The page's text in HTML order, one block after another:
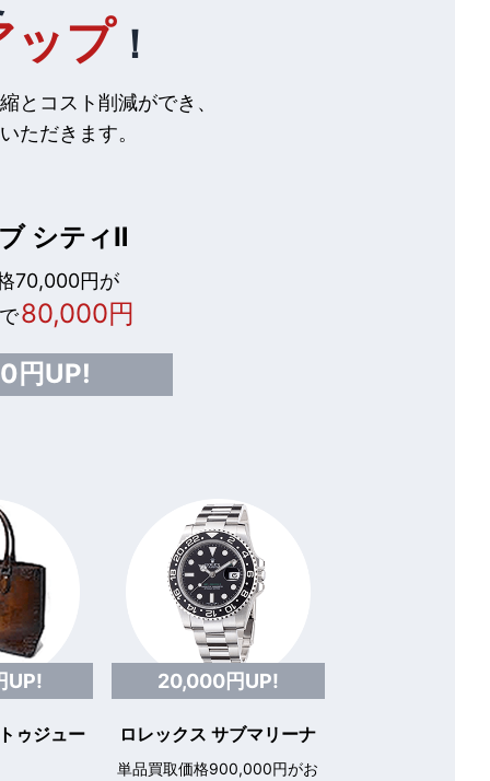
ップ ！
とコスト削減ができ、
ただきます。
シティⅡ
70,000円が
80,000円
円UP!
UP!
ゥジュー
20,000円UP!
ロレックス サブマリーナ
単品買取価格900,000円がお